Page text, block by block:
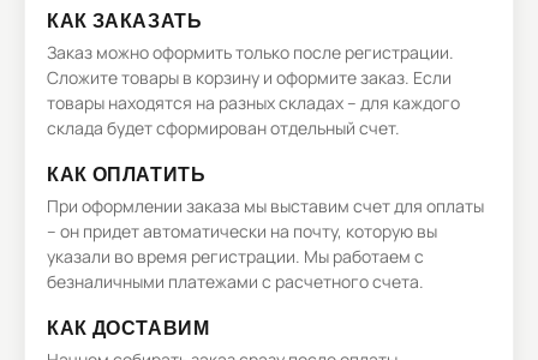
КАК ЗАКАЗАТЬ
Заказ можно оформить только после регистрации.
Сложите товары в корзину и оформите заказ. Если
товары находятся на разных складах – для каждого
склада будет сформирован отдельный счет.
КАК ОПЛАТИТЬ
При оформлении заказа мы выставим счет для оплаты
– он придет автоматически на почту, которую вы
указали во время регистрации. Мы работаем с
безналичными платежами с расчетного счета.
КАК ДОСТАВИМ